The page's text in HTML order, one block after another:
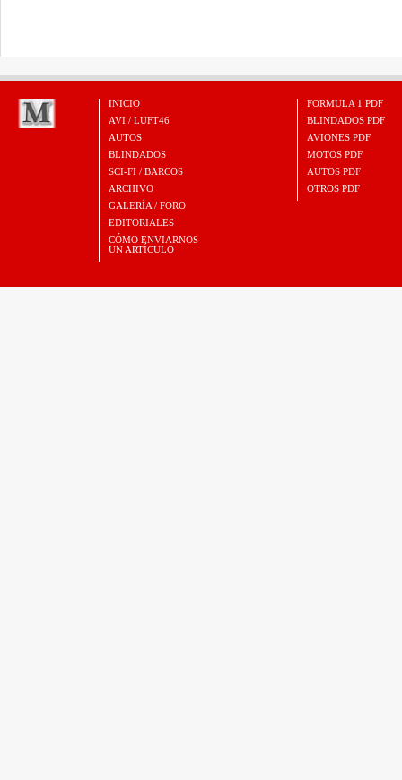
INICIO
AVI / LUFT46
AUTOS
BLINDADOS
SCI-FI / BARCOS
ARCHIVO
GALERÍA / FORO
EDITORIALES
CÓMO ENVIARNOS
UN ARTÍCULO
FORMULA 1 PDF
BLINDADOS PDF
AVIONES PDF
MOTOS PDF
AUTOS PDF
OTROS PDF